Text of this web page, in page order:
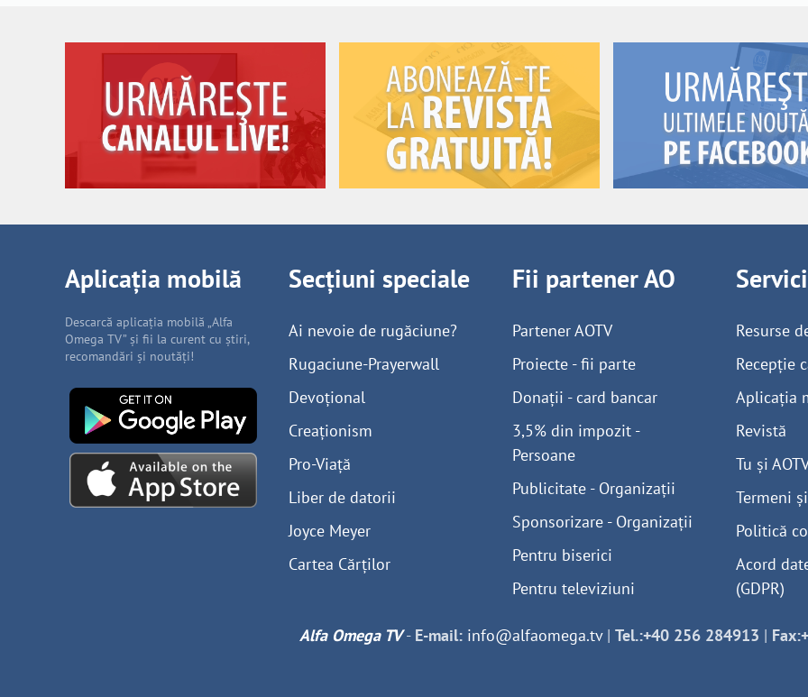
Aplicația mobilă
Descarcă aplicația mobilă „Alfa
Omega TV” și fii la curent cu știri,
recomandări și noutăți!
Secțiuni speciale
Ai nevoie de rugăciune?
Rugaciune-Prayerwall
Devoțional
Creaționism
Pro-Viață
Liber de datorii
Joyce Meyer
Cartea Cărților
Fii partener AO
Partener AOTV
Proiecte - fii parte
Donații - card bancar
3,5% din impozit -
Persoane
Publicitate - Organizații
Sponsorizare - Organizații
Pentru biserici
Pentru televiziuni
Resurse
Recepție
Aplicația
Revistă
Tu și
Termeni
Politică
Acord
(GDPR)
Alfa Omega TV- E-mail: info@alfaomega.tv| Tel.:+40 256 284913 |